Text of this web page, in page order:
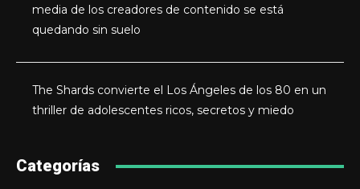
media de los creadores de contenido se está
quedando sin suelo
The Shards convierte el Los Ángeles de los 80 en un
thriller de adolescentes ricos, secretos y miedo
Categorías